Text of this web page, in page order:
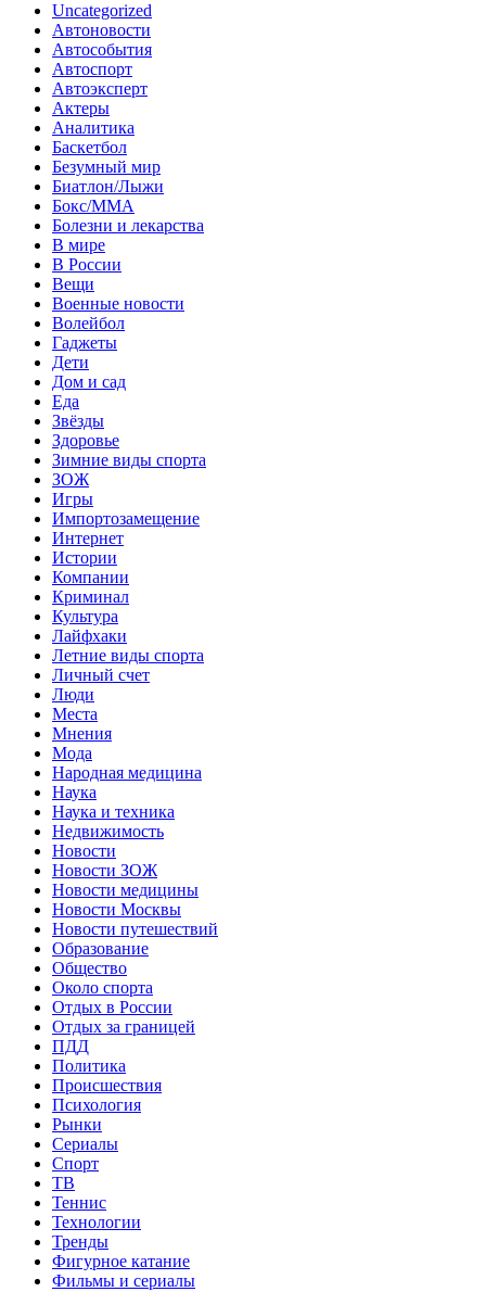
Uncategorized
Автоновости
Автособытия
Автоспорт
Автоэксперт
Актеры
Аналитика
Баскетбол
Безумный мир
Биатлон/Лыжи
Бокс/MMA
Болезни и лекарства
В мире
В России
Вещи
Военные новости
Волейбол
Гаджеты
Дети
Дом и сад
Еда
Звёзды
Здоровье
Зимние виды спорта
ЗОЖ
Игры
Импортозамещение
Интернет
Истории
Компании
Криминал
Культура
Лайфхаки
Летние виды спорта
Личный счет
Люди
Места
Мнения
Мода
Народная медицина
Наука
Наука и техника
Недвижимость
Новости
Новости ЗОЖ
Новости медицины
Новости Москвы
Новости путешествий
Образование
Общество
Около спорта
Отдых в России
Отдых за границей
ПДД
Политика
Происшествия
Психология
Рынки
Сериалы
Спорт
ТВ
Теннис
Технологии
Тренды
Фигурное катание
Фильмы и сериалы